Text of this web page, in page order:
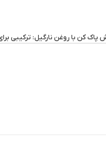
پاک کن با روغن نارگیل: ترکیبی